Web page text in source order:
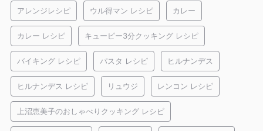
アレンジレシピ ウル得マン レシピ カレー
カレー レシピ キューピー3分クッキング レシピ
バイキング レシピ パスタ レシピ ヒルナンデス
ヒルナンデス レシピ リュウジ レンコン レシピ
上沼恵美子のおしゃべりクッキング レシピ